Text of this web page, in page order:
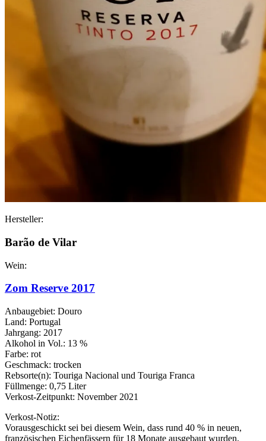
Hersteller:
Barão de Vilar
Wein:
Zom Reserve 2017
Anbaugebiet: Douro
Land: Portugal
Jahrgang: 2017
Alkohol in Vol.: 13 %
Farbe: rot
Geschmack: trocken
Rebsorte(n): Touriga Nacional und Touriga Franca
Füllmenge: 0,75 Liter
Verkost-Zeitpunkt: November 2021
Verkost-Notiz:
Vorausgeschickt sei bei diesem Wein, dass rund 40 % in neuen,
französischen Eichenfässern für 18 Monate ausgebaut wurden.